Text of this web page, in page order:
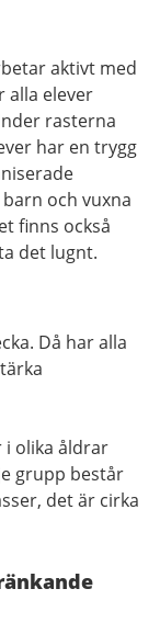
aktivt med
alla elever
rasterna
har en trygg
och vuxna
finns också
det lugnt.
Då har alla
i olika åldrar
grupp består
det är cirka